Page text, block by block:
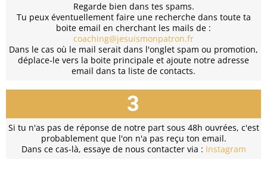
Regarde bien dans tes spams.
Tu peux éventuellement faire une recherche dans toute ta
boite email en cherchant les mails de :
coaching@jesuismonpatron.fr
Dans le cas où le mail serait dans l'onglet spam ou promotion,
déplace-le vers la boite principale et ajoute notre adresse
email dans ta liste de contacts.
3
Si tu n'as pas de réponse de notre part sous 48h ouvrées, c'est
probablement que l'on n'a pas reçu ton email.
Dans ce cas-là, essaye de nous contacter via : Instagram